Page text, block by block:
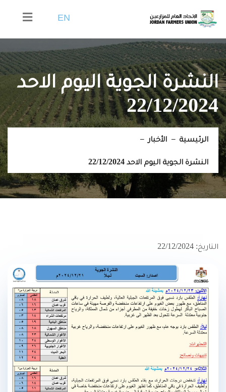
EN
النشرة الجوية اليوم الاحد
22/12/2024
الرئيسية الأخبار
النشرة الجوية اليوم الاحد 22/12/2024
التاريخ: 22/12/2024